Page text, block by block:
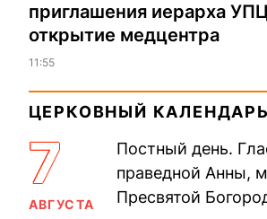
приглашения иерарха
открытие медцентра
11:55
ЦЕРКОВНЫЙ КАЛЕНДАРЬ
7
АВГУСТА
Постный день.
праведной Анны,
Пресвятой